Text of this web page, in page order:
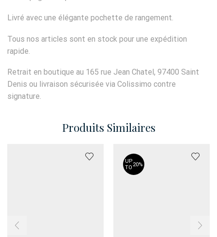
Livré avec une élégante pochette de rangement.
Tous nos articles sont en stock pour une expédition
rapide.
Retrait en boutique au 165 rue Jean Chatel, 97400 Saint
Denis ou livraison sécurisée via Colissimo contre
signature.
Produits Similaires
UP
TO 20%